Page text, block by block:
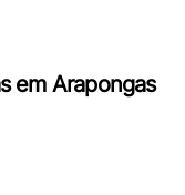
em Arapongas